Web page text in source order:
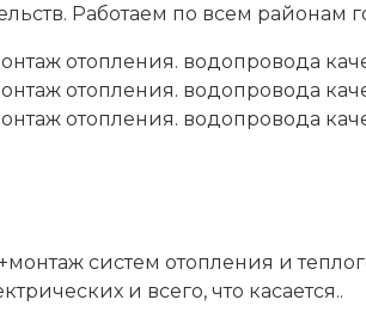
Работаем по всем
систем отопления и
и всего, что касается..